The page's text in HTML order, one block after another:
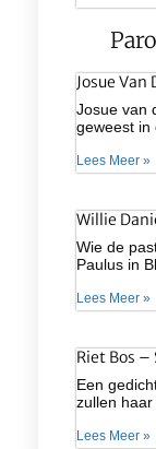
Josue Van
Josue van
geweest in
Lees Meer »
Willie
Wie de
Paulus in
Lees Meer »
Riet Bos –
Een
zullen
Lees Meer »